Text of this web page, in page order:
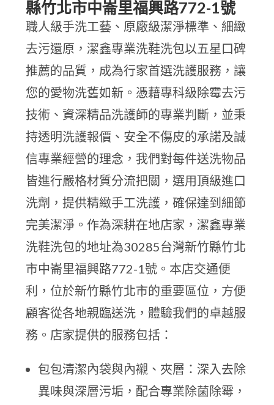
縣竹北市中崙里福興路772-1號
職人級手洗工藝、原廠級潔淨標準、細緻
去污還原，潔鑫專業洗鞋洗包以五星口碑
推薦的品質，成為行家首選洗護服務，讓
您的愛物洗舊如新。憑藉專科級除霉去污
技術、資深精品洗護師的專業判斷，並秉
持透明洗護報價、安全不傷皮的承諾及誠
信專業經營的理念，我們對每件送洗物品
皆進行嚴格材質分流把關，選用頂級進口
洗劑，提供精緻手工洗護，確保達到細節
完美潔淨。作為深耕在地店家，潔鑫專業
洗鞋洗包的地址為30285台灣新竹縣竹北
市中崙里福興路772-1號。本店交通便
利，位於新竹縣竹北市的重要區位，方便
顧客從各地親臨送洗，體驗我們的卓越服
務。店家提供的服務包括：
包包清潔內袋與內襯、夾層：深入去除
異味與深層污垢，配合專業除菌除霉，